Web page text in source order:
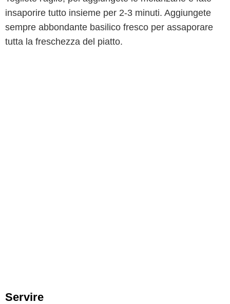
insaporire tutto insieme per 2-3 minuti. Aggiungete
sempre abbondante basilico fresco per assaporare
tutta la freschezza del piatto.
Servire